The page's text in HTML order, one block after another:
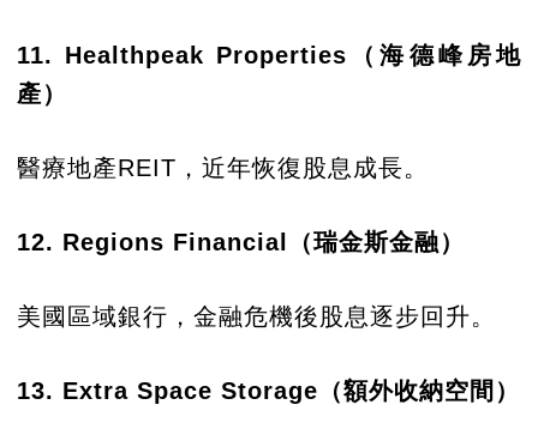
11. Healthpeak Properties（海德峰房地
產）
醫療地產REIT，近年恢復股息成長。
12. Regions Financial（瑞金斯金融）
美國區域銀行，金融危機後股息逐步回升。
13. Extra Space Storage（額外收納空間）